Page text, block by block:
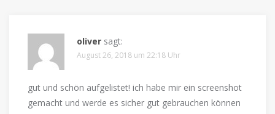
oliver sagt:
August 26, 2018 um 22:18 Uhr
gut und schön aufgelistet! ich habe mir ein screenshot
gemacht und werde es sicher gut gebrauchen können